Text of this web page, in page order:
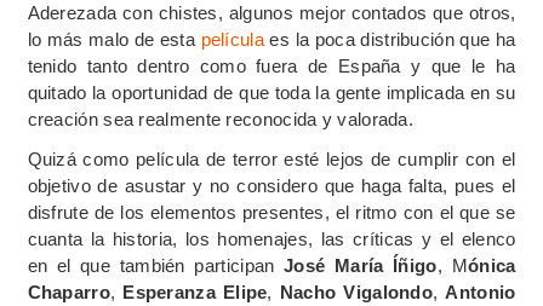
Aderezada con chistes, algunos mejor contados que otros,
lo más malo de esta películaes la poca distribución que ha
tenido tanto dentro como fuera de España y que le ha
quitado la oportunidad de que toda la gente implicada en su
creación sea realmente reconocida y valorada.
Quizá como película de terror esté lejos de cumplir con el
objetivo de asustar y no considero que haga falta, pues el
disfrute de los elementos presentes, el ritmo con el que se
cuanta la historia, los homenajes, las críticas y el elenco
en el que también participanJosé María Íñigo, Mónica
Chaparro, Esperanza Elipe, Nacho Vigalondo,Antonio